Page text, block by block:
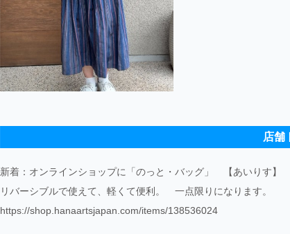
店舗
新着：オンラインショップに「のっと・バッグ」 【あいりす】
リバーシブルで使えて、軽くて便利。 一点限りになります。
https://shop.hanaartsjapan.com/items/138536024